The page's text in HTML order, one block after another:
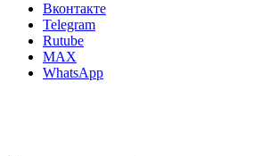
Вконтакте
Telegram
Rutube
MAX
WhatsApp